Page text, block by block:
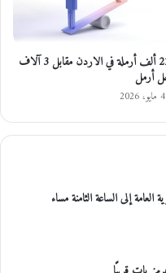
221 ألف أرملة في الاردن مقابل 3 آلاف
أرمل
4 مايو، 2026
العامة إلى الساعة الثامنة مساء